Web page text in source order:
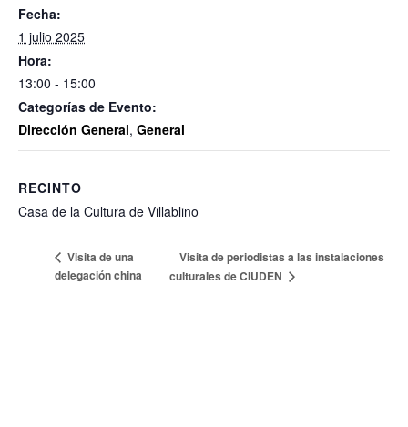
Fecha:
1 julio 2025
Hora:
13:00 - 15:00
Categorías de Evento:
Dirección General, General
RECINTO
Casa de la Cultura de Villablino
Visita de una
delegación china
Visita de periodistas a las instalaciones
culturales de CIUDEN